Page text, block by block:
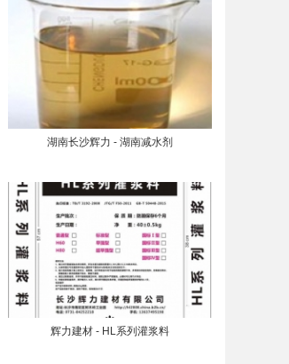
湖南长沙辉力 - 湖南减水剂
辉力建材 - HL系列灌浆料